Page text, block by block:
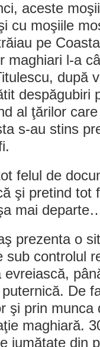
aceste
cu moşiile
pe
maghiari l-a
după
despăgubiri
al ţărilor
s-au stins
felul de
şi pretind tot
mai
prezenta o
sub controlul
De
şi prin munca
maghiară.
jumătate din